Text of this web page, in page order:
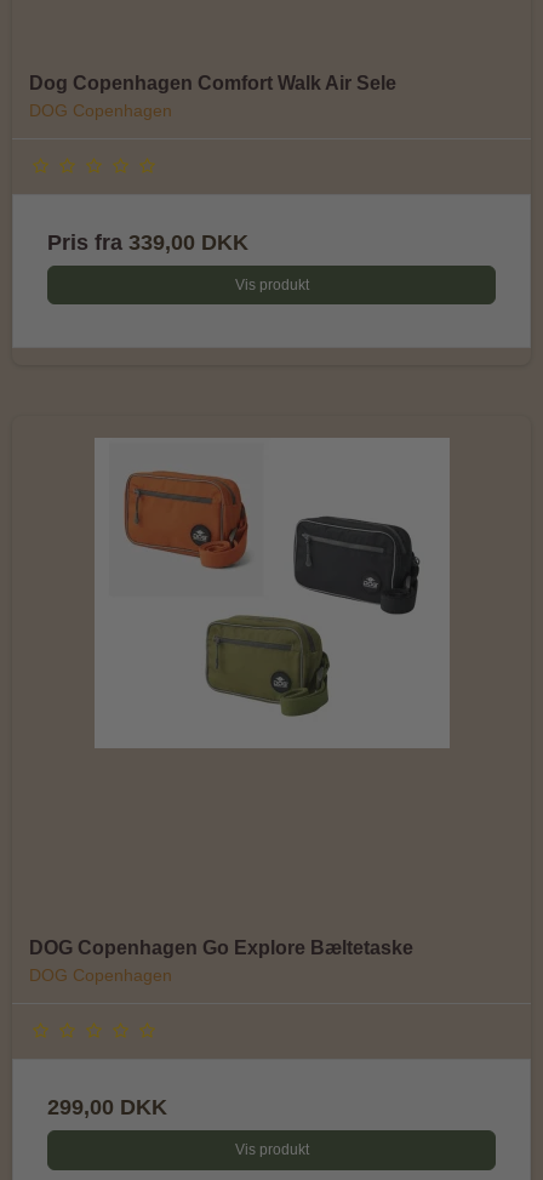
Dog Copenhagen Comfort Walk Air Sele
DOG Copenhagen
Pris fra 339,00 DKK
Vis produkt
DOG Copenhagen Go Explore Bæltetaske
DOG Copenhagen
299,00 DKK
Vis produkt